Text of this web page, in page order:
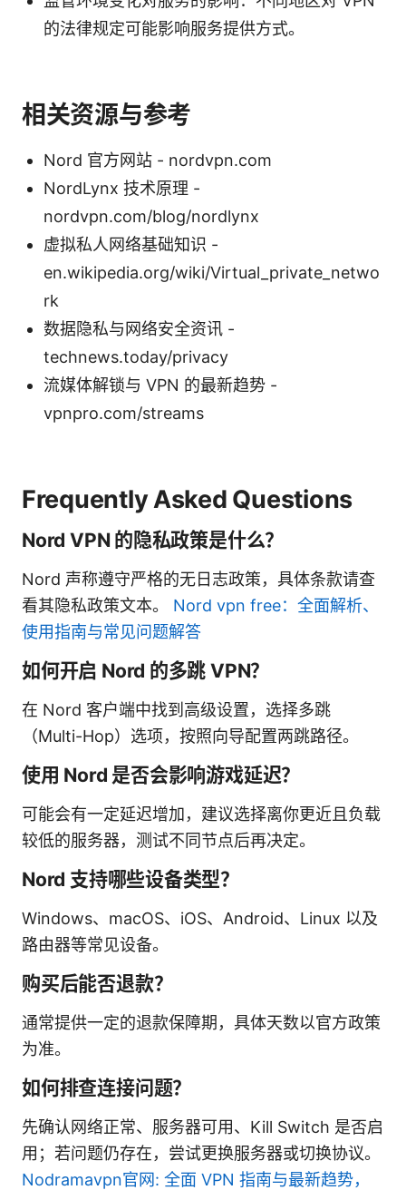
的法律规定可能影响服务提供方式。
相关资源与参考
Nord 官方网站 - nordvpn.com
NordLynx 技术原理 -
nordvpn.com/blog/nordlynx
虚拟私人网络基础知识 -
en.wikipedia.org/wiki/Virtual_private_netwo
rk
数据隐私与网络安全资讯 -
technews.today/privacy
流媒体解锁与 VPN 的最新趋势 -
vpnpro.com/streams
Frequently Asked Questions
Nord VPN 的隐私政策是什么？
Nord 声称遵守严格的无日志政策，具体条款请查
看其隐私政策文本。 Nord vpn free：全面解析、
使用指南与常见问题解答
如何开启 Nord 的多跳 VPN？
在 Nord 客户端中找到高级设置，选择多跳
（Multi-Hop）选项，按照向导配置两跳路径。
使用 Nord 是否会影响游戏延迟？
可能会有一定延迟增加，建议选择离你更近且负载
较低的服务器，测试不同节点后再决定。
Nord 支持哪些设备类型？
Windows、macOS、iOS、Android、Linux 以及
路由器等常见设备。
购买后能否退款？
通常提供一定的退款保障期，具体天数以官方政策
为准。
如何排查连接问题？
先确认网络正常、服务器可用、Kill Switch 是否启
用；若问题仍存在，尝试更换服务器或切换协议。
Nodramavpn官网: 全面 VPN 指南与最新趋势，